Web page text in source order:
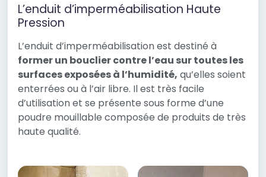
L’enduit d’imperméabilisation Haute
Pression
L’enduit d’imperméabilisation est destiné à
former un bouclier contre l’eau sur toutes les
surfaces exposées à l’humidité, qu’elles soient
enterrées ou à l’air libre. Il est très facile
d’utilisation et se présente sous forme d’une
poudre mouillable composée de produits de très
haute qualité.